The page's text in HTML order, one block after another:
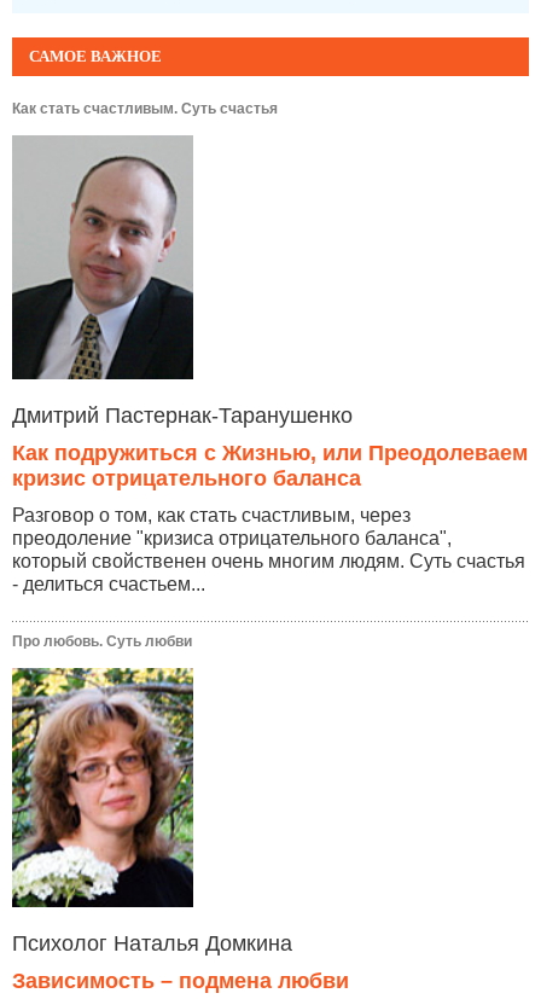
САМОЕ ВАЖНОЕ
Как стать счастливым. Суть счастья
Дмитрий Пастернак-Таранушенко
Как подружиться с Жизнью, или Преодолеваем
кризис отрицательного баланса
Разговор о том, как стать счастливым, через
преодоление "кризиса отрицательного баланса",
который свойственен очень многим людям. Суть счастья
- делиться счастьем...
Про любовь. Суть любви
Психолог Наталья Домкина
Зависимость – подмена любви